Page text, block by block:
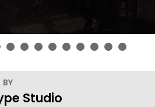
BY
Studio